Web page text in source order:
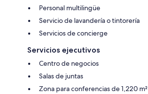
Personal multilingüe
Servicio de lavandería o tintorería
Servicios de concierge
Servicios ejecutivos
Centro de negocios
Salas de juntas
Zona para conferencias de 1,220 m²